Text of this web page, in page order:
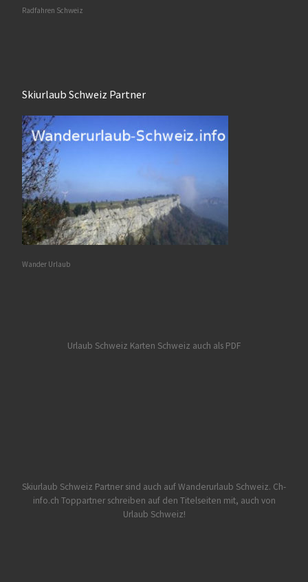
Radfahren Schweiz
Skiurlaub Schweiz Partner
Wander Urlaub
Urlaub Schweiz Karten Schweiz auch als PDF
Skiurlaub Schweiz Partner sind auch auf Wanderurlaub Schweiz. Ch-
info.ch Toppartner schreiben auf den Titelseiten mit, auch von
Urlaub Schweiz!